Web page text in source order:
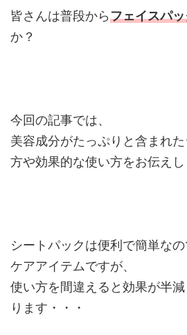
皆さんは普段からフェイスパ
か？
今回の記事では、
美容成分がたっぷりと含まれ
方や効果的な使い方をお伝えし
シートパックは便利で簡単な
ケアアイテムですが、
使い方を間違えると効果が半
ります・・・